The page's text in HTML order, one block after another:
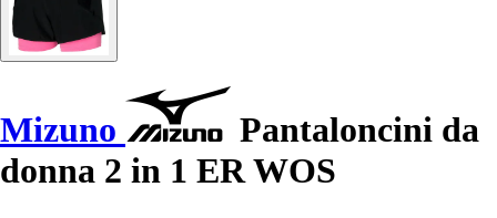
Mizuno
Pantaloncini da
donna 2 in 1 ER WOS